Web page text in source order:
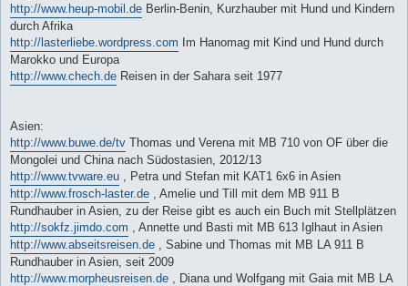
http://www.heup-mobil.de Berlin-Benin, Kurzhauber mit Hund und Kindern
durch Afrika
http://lasterliebe.wordpress.com Im Hanomag mit Kind und Hund durch
Marokko und Europa
http://www.chech.de Reisen in der Sahara seit 1977
Asien:
http://www.buwe.de/tv Thomas und Verena mit MB 710 von OF über die
Mongolei und China nach Südostasien, 2012/13
http://www.tvware.eu , Petra und Stefan mit KAT1 6x6 in Asien
http://www.frosch-laster.de , Amelie und Till mit dem MB 911 B
Rundhauber in Asien, zu der Reise gibt es auch ein Buch mit Stellplätzen
http://sokfz.jimdo.com , Annette und Basti mit MB 613 Iglhaut in Asien
http://www.abseitsreisen.de , Sabine und Thomas mit MB LA 911 B
Rundhauber in Asien, seit 2009
http://www.morpheusreisen.de , Diana und Wolfgang mit Gaia mit MB LA